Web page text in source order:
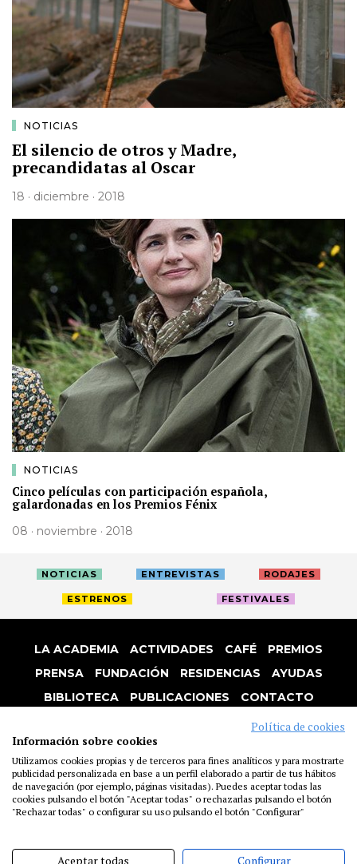
NOTICIAS
El silencio de otros y Madre,
precandidatas al Oscar
18 · diciembre · 2018
NOTICIAS
Cinco películas con participación española,
galardonadas en los Premios Fénix
08 · noviembre · 2018
NOTICIAS ENTREVISTAS RODAJES
ESTRENOS FESTIVALES
LA ACADEMIA ACTIVIDADES CAFÉ
PREMIOS
PRENSA
FUNDACIÓN RESIDENCIAS
AYUDAS
BIBLIOTECA
PUBLICACIONES
CONTACTO
COOKIES
Política de cookies
Información sobre cookies
Utilizamos cookies propias y de terceros para fines analíticos y para mostrarte
publicidad personalizada en base a un perfil elaborado a partir de tus hábitos
de navegación (por ejemplo, páginas visitadas). Puedes aceptar todas las
cookies pulsando el botón "Aceptar todas" o rechazarlas pulsando el botón
"Rechazar todas" o configurar su uso pulsando el botón "Configurar"
Aceptar todas Configurar